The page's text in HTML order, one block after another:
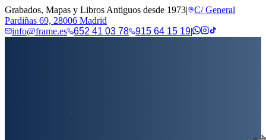
Grabados, Mapas y Libros Antiguos desde 1973|
C/ General
Pardiñas 69, 28006 Madrid
info@frame.es
652 41 03 78 915 64 15 19|